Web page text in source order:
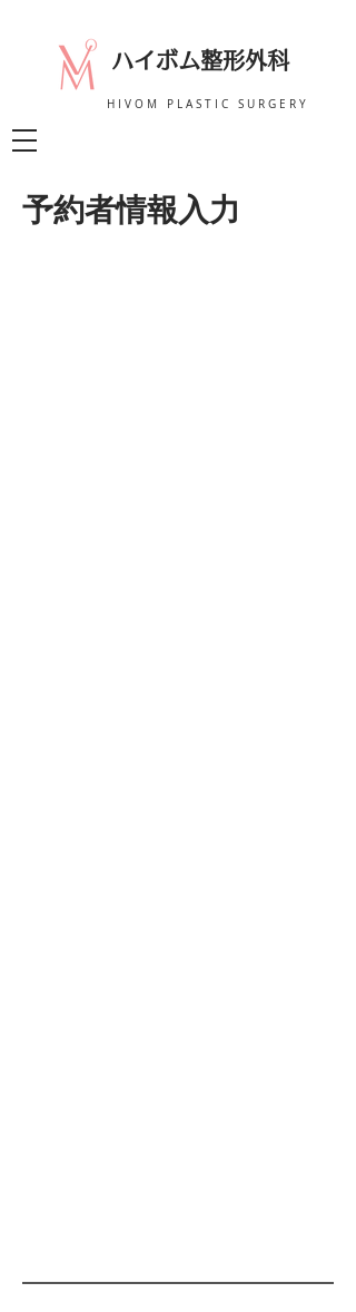
ハイボム整形外科
HIVOM PLASTIC SURGERY
予約者情報入力